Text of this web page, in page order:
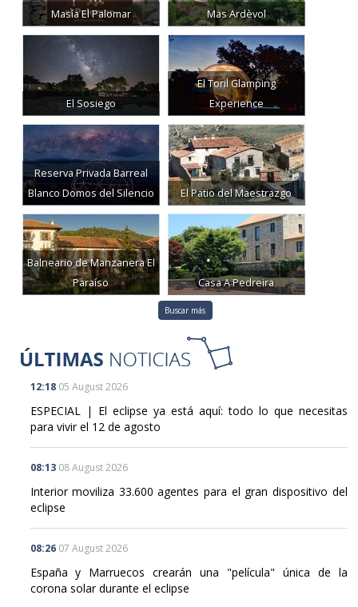
Masía El Palomar Mas Ardèvol
El Sosiego
El Toril Glamping
Experience
Reserva Privada Barreal
Blanco Domos del Silencio
El Patio del Maestrazgo
Balneario de Manzanera El
Paraíso
Casa A Pedreira
Buscar más
05 August 2026
ESPECIAL | El eclipse ya está aquí: todo lo que necesitas
para vivir el 12 de agosto
08 August 2026
Interior moviliza 33.600 agentes para el gran dispositivo del
eclipse
07 August 2026
España y Marruecos crearán una "película" única de la
corona solar durante el eclipse